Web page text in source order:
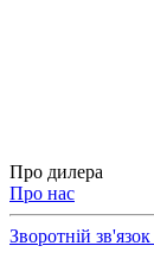
Про дилера
Про нас
Зворотній зв'язок